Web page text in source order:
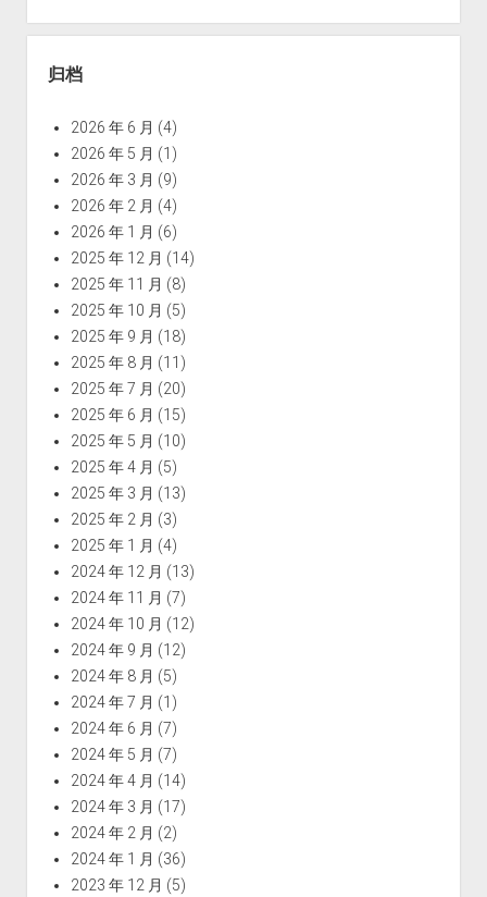
归档
2026 年 6 月 (4)
2026 年 5 月 (1)
2026 年 3 月 (9)
2026 年 2 月 (4)
2026 年 1 月 (6)
2025 年 12 月 (14)
2025 年 11 月 (8)
2025 年 10 月 (5)
2025 年 9 月 (18)
2025 年 8 月 (11)
2025 年 7 月 (20)
2025 年 6 月 (15)
2025 年 5 月 (10)
2025 年 4 月 (5)
2025 年 3 月 (13)
2025 年 2 月 (3)
2025 年 1 月 (4)
2024 年 12 月 (13)
2024 年 11 月 (7)
2024 年 10 月 (12)
2024 年 9 月 (12)
2024 年 8 月 (5)
2024 年 7 月 (1)
2024 年 6 月 (7)
2024 年 5 月 (7)
2024 年 4 月 (14)
2024 年 3 月 (17)
2024 年 2 月 (2)
2024 年 1 月 (36)
2023 年 12 月 (5)